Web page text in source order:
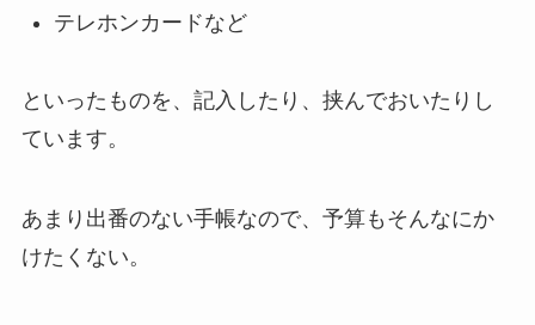
テレホンカードなど
といったものを、記入したり、挟んでおいたりし
ています。
あまり出番のない手帳なので、予算もそんなにか
けたくない。